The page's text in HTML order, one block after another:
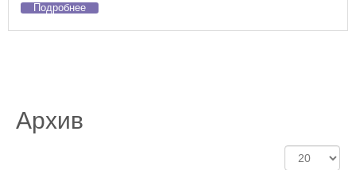
Подробнее
Архив
Кол-